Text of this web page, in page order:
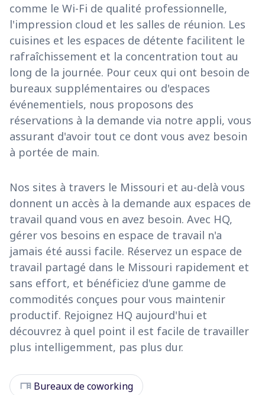
comme le Wi-Fi de qualité professionnelle,
l'impression cloud et les salles de réunion. Les
cuisines et les espaces de détente facilitent le
rafraîchissement et la concentration tout au
long de la journée. Pour ceux qui ont besoin de
bureaux supplémentaires ou d'espaces
événementiels, nous proposons des
réservations à la demande via notre appli, vous
assurant d'avoir tout ce dont vous avez besoin
à portée de main.
Nos sites à travers le Missouri et au-delà vous
donnent un accès à la demande aux espaces de
travail quand vous en avez besoin. Avec HQ,
gérer vos besoins en espace de travail n'a
jamais été aussi facile. Réservez un espace de
travail partagé dans le Missouri rapidement et
sans effort, et bénéficiez d'une gamme de
commodités conçues pour vous maintenir
productif. Rejoignez HQ aujourd'hui et
découvrez à quel point il est facile de travailler
plus intelligemment, pas plus dur.
desk Bureaux de coworking